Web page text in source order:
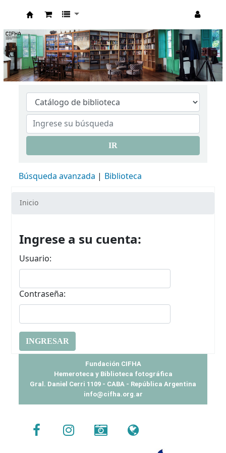
CIFHA
IR
Búsqueda avanzada Biblioteca
Inicio
Inicio
Ingrese a su cuenta:
Usuario:
Contraseña:
Fundación CIFHA
Hemeroteca y Biblioteca fotográfica
Gral. Daniel Cerri 1109 - CABA - República Argentina
info@cifha.org.ar